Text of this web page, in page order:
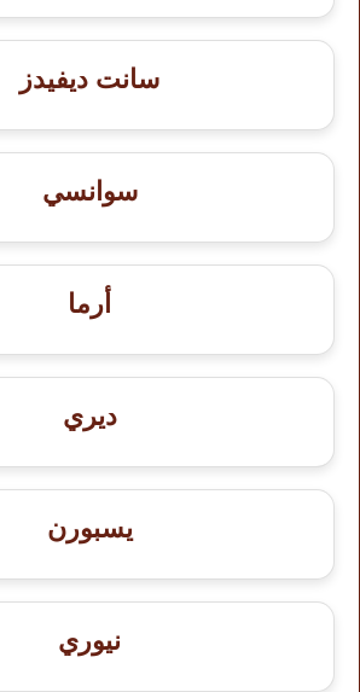
سانت ديفيدز
سوانسي
أرما
ديري
يسبورن
نيوري